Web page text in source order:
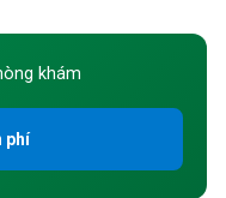
khám
phí